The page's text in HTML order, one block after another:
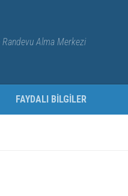
Alma Merkezi
FAYDALI BILGILER